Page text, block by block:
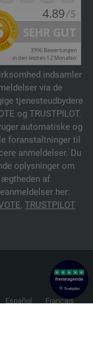
indsamler
via de
tjenesteudbydere
og TRUSTPILOT.
automatiske og
foranstaltninger til
anmeldelser. Du
oplysninger om
ægtheden af
her:
, TRUSTPILOT
Español
Français